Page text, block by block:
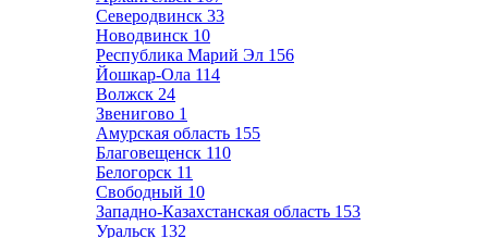
Северодвинск 33
Новодвинск 10
Республика Марий Эл 156
Йошкар-Ола 114
Волжск 24
Звенигово 1
Амурская область 155
Благовещенск 110
Белогорск 11
Свободный 10
Западно-Казахстанская область 153
Уральск 132